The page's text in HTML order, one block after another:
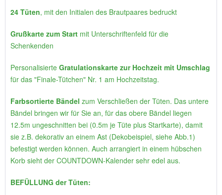
24 Tüten, mit den Initialen des Brautpaares bedruckt
Grußkarte zum Start mit Unterschriftenfeld für die
Schenkenden
Personalisierte Gratulationskarte zur Hochzeit mit Umschlag
für das "Finale-Tütchen" Nr. 1 am Hochzeitstag.
Farbsortierte Bändel zum Verschließen der Tüten. Das untere
Bändel bringen wir für Sie an, für das obere Bändel liegen
12.5m ungeschnitten bei (0.5m je Tüte plus Startkarte), damit
sie z.B. dekorativ an einem Ast (Dekobeispiel, siehe Abb.1)
befestigt werden können. Auch arrangiert in einem hübschen
Korb sieht der COUNTDOWN-Kalender sehr edel aus.
BEFÜLLUNG der Tüten: